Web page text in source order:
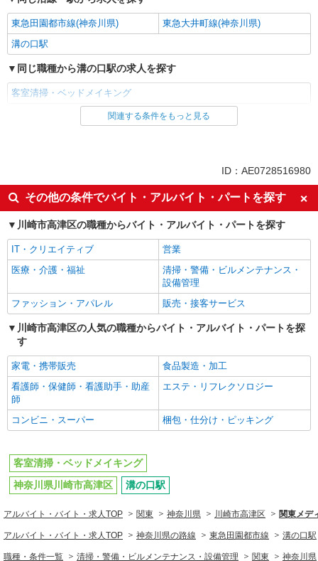
東急田園都市線(神奈川県)
東急大井町線(神奈川県)
溝の口駅
同じ職種から溝の口駅の求人を探す
客室清掃・ベッドメイキング
同じ雇用形態から溝の口駅の求人を探す
清掃・警備・ビルメンテナンス・設備管理
関連する条件をもっと見る
ID：AE0728516980
その他の条件でバイト・アルバイト・パートを探す
川崎市高津区の職種からバイト・アルバイト・パートを探す
IT・クリエイティブ
営業
医療・介護・福祉
清掃・警備・ビルメンテナンス・
設備管理
ファッション・アパレル
販売・接客サービス
川崎市高津区の人気の職種からバイト・アルバイト・パートを探
す
家電・携帯販売
食品製造・加工
看護師・保健師・看護助手・助産
師
エステ・リフレクソロジー
コンビニ・スーパー 梱包・仕分け・ピッキング
客室清掃・ベッドメイキング
神奈川県川崎市高津区
溝の口駅
アルバイト・バイト・求人TOP 関東 神奈川県 川崎市高津区 関東メデ
アルバイト・バイト・求人TOP 神奈川県の路線 東急田園都市線 溝の口駅
職種・条件一覧 清掃・警備・ビルメンテナンス・設備管理 関東 神奈川県